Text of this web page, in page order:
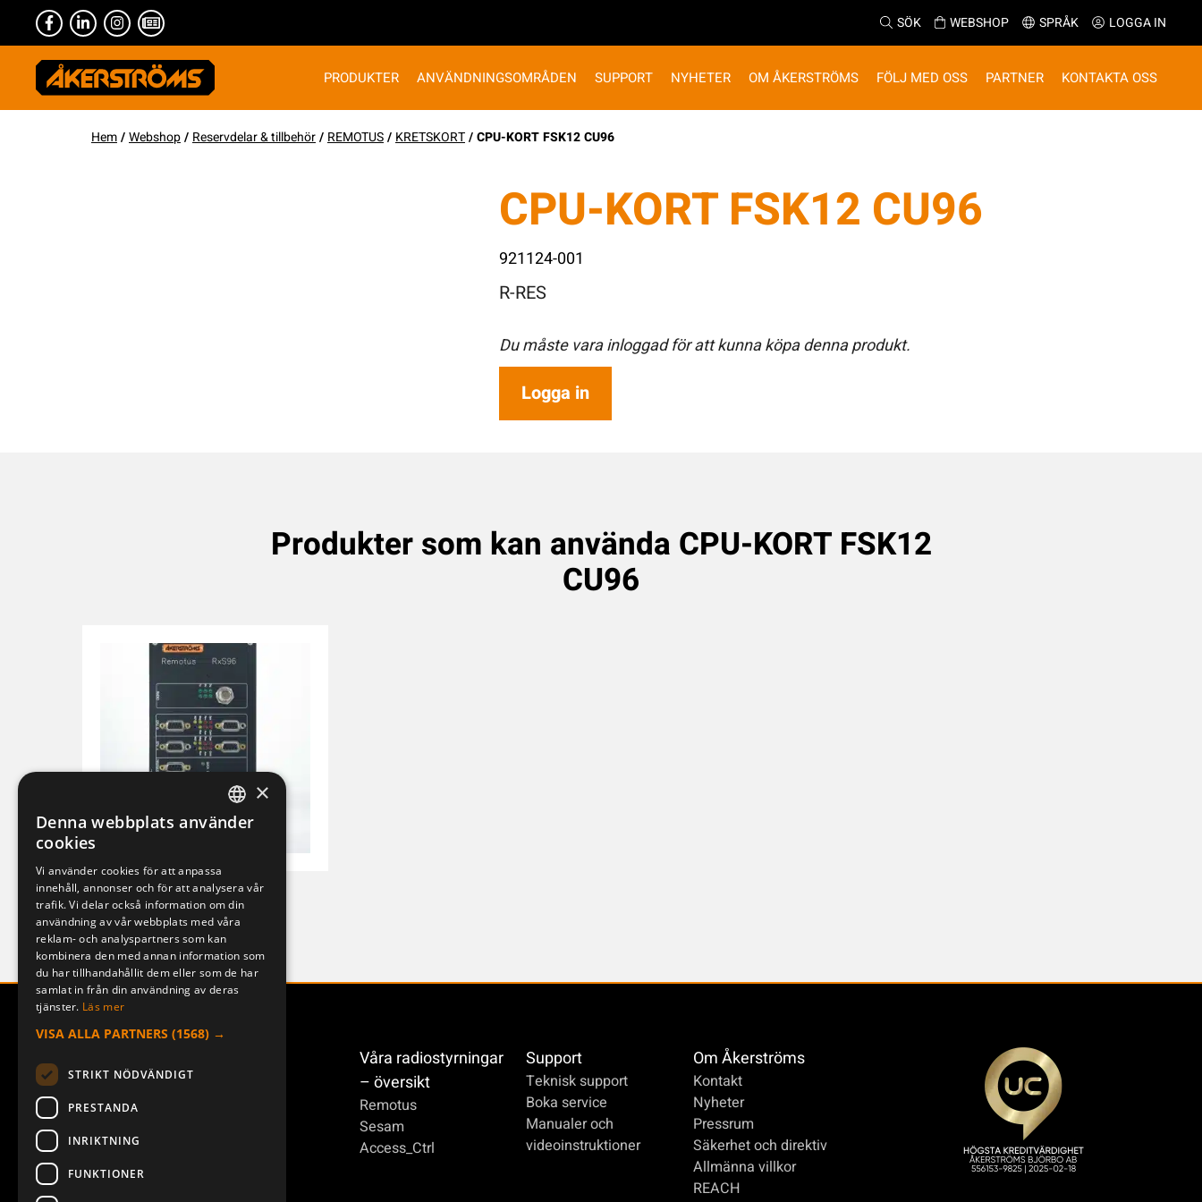
SÖK WEBSHOP SPRÅK LOGGA IN
PRODUKTER ANVÄNDNINGSOMRÅDEN SUPPORT NYHETER OM ÅKERSTRÖMS FÖLJ MED OSS PARTNER KONTAKTA OSS
Hem/Webshop/ Reservdelar & tillbehör/ REMOTUS/ KRETSKORT/ CPU-KORT FSK12 CU96
CPU-KORT FSK12 CU96
921124-001
R-RES
Du måste vara inloggad för att kunna köpa denna produkt.
Logga in
Produkter som kan använda CPU-KORT FSK12
CU96
Remotus RXS-96
MERCURY
Våra radiostyrningar
– översikt
Remotus
Sesam
Access_Ctrl
Support
Teknisk support
Boka service
Manualer och
videoinstruktioner
Om Åkerströms
Kontakt
Nyheter
Pressrum
Säkerhet och direktiv
Allmänna villkor
REACH
SWEDISH
DEUTSCH
×
Denna webbplats använder
cookies
Vi använder cookies för att anpassa
innehåll, annonser och för att analysera vår
trafik. Vi delar också information om din
användning av vår webbplats med våra
reklam- och analyspartners som kan
kombinera den med annan information som
du har tillhandahållit dem eller som de har
samlat in från din användning av deras
tjänster. Läs mer
VISA ALLA PARTNERS (1568) →
STRIKT NÖDVÄNDIGT
PRESTANDA
INRIKTNING
FUNKTIONER